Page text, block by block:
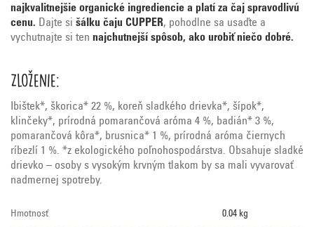
najkvalitnejšie organické ingrediencie a platí za čaj spravodlivú
cenu. Dajte si šálku čaju CUPPER, pohodlne sa usaďte a
vychutnajte si ten najchutnejší spôsob, ako urobiť niečo dobré.
Zloženie:
Ibištek*, škorica* 22 %, koreň sladkého drievka*, šípok*,
klinčeky*, prírodná pomarančová aróma 4 %, badián* 3 %,
pomarančová kôra*, brusnica* 1 %, prírodná aróma čiernych
ríbezlí 1 %. *z ekologického poľnohospodárstva. Obsahuje sladké
drievko – osoby s vysokým krvným tlakom by sa mali vyvarovať
nadmernej spotreby.
Hmotnosť 0.04 kg